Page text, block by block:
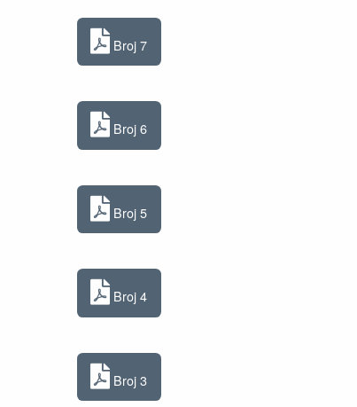
Broj 7
Broj 6
Broj 5
Broj 4
Broj 3